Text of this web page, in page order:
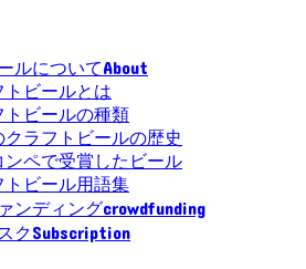
ルについてAbout
トビールとは
トビールの種類
クラフトビールの歴史
ンペで受賞したビール
トビール用語集
ンディングcrowdfunding
クSubscription